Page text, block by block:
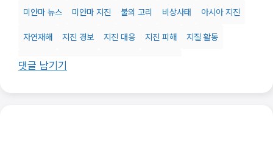
미얀마 뉴스 미얀마 지진 불의 고리 비상사태 아시아 지진
자연재해 지진 경보 지진 대응 지진 피해 지질 활동
천발지진 탄성 반발
댓글 남기기